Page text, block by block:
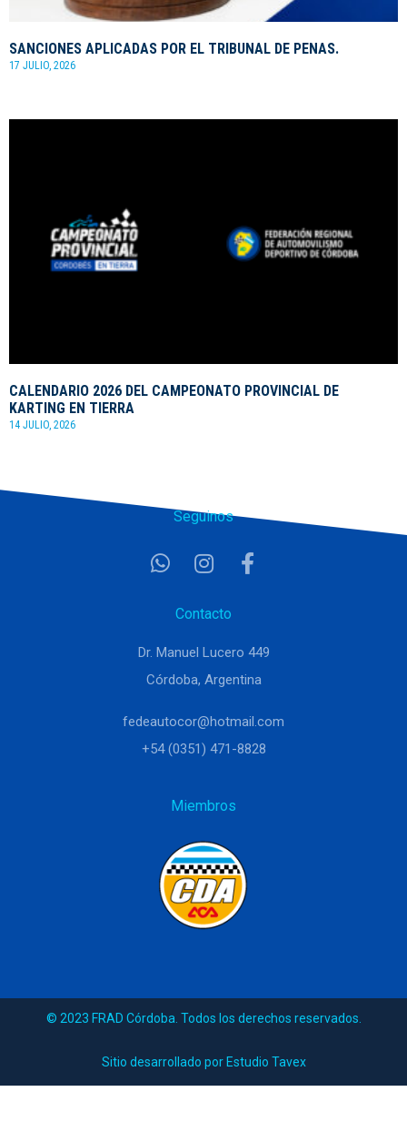
SANCIONES APLICADAS POR EL TRIBUNAL DE PENAS.
17 JULIO, 2026
CALENDARIO 2026 DEL CAMPEONATO PROVINCIAL DE
KARTING EN TIERRA
14 JULIO, 2026
Seguinos
Contacto
Dr. Manuel Lucero 449
Córdoba, Argentina
fedeautocor@hotmail.com
+54 (0351) 471-8828
Miembros
© 2023 FRAD Córdoba. Todos los derechos reservados.
Sitio desarrollado por Estudio Tavex